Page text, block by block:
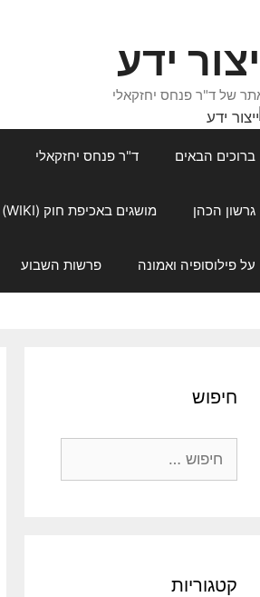
ידע
של ד"ר פנחס יחזקאלי
ברוכים הבאים ד"ר פנחס יחזקאלי
גרשון הכהן מושגים באכיפת חוק (WIKI)
על פילוסופיה ואמונה פרשות השבוע
חיפוש
קטגוריות